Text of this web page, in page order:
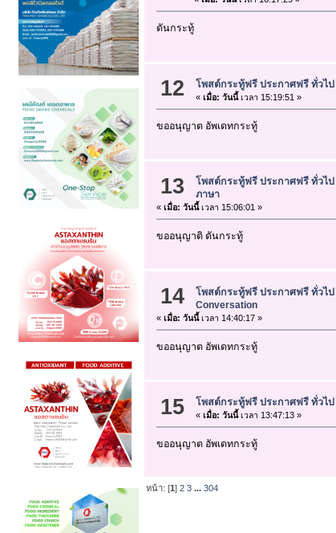
ดันกระทู้
12 โพสต์กระทู้ฟรี ประกาศฟรี ทั่วไป
«เมื่อ: วันนี้เวลา 15:19:51 »
ขออนุญาต อัพเดทกระทู้
13 โพสต์กระทู้ฟรี ประกาศฟรี ทั่วไป
ภาษา
« เมื่อ: วันนี้เวลา 15:06:01 »
ขออนุญาติ ดันกระทู้
14 โพสต์กระทู้ฟรี ประกาศฟรี ทั่วไป
Conversation
« เมื่อ: วันนี้เวลา 14:40:17 »
ขออนุญาต อัพเดทกระทู้
15 โพสต์กระทู้ฟรี ประกาศฟรี ทั่วไป
«เมื่อ: วันนี้เวลา 13:47:13 »
ขออนุญาต อัพเดทกระทู้
หน้า: [1]2 3 ...304